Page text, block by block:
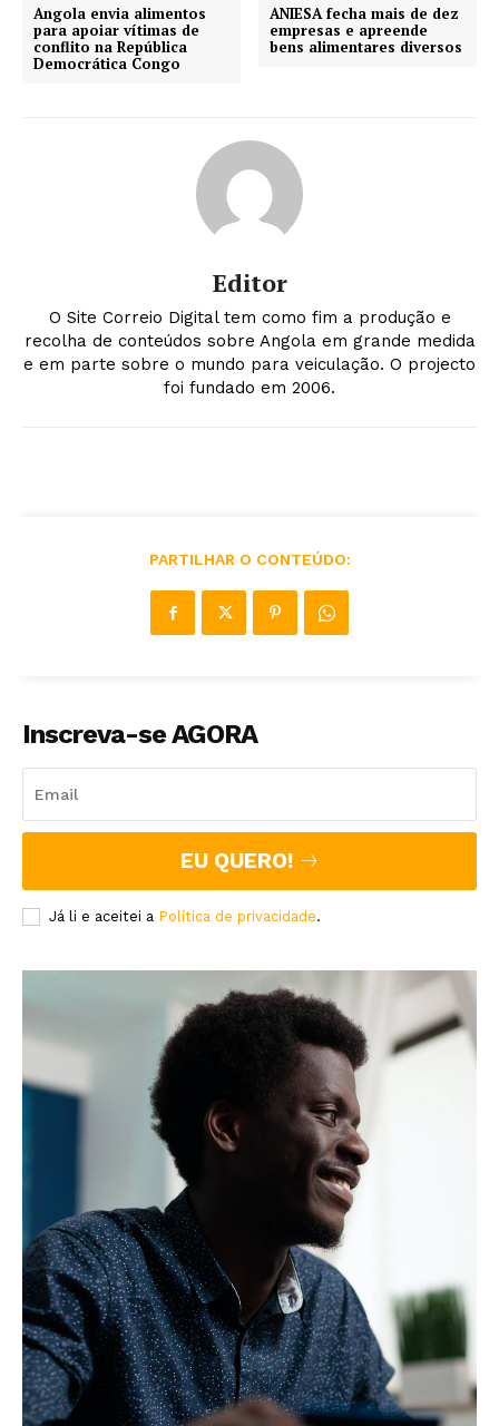
Angola envia alimentos
para apoiar vítimas de
conflito na República
Democrática Congo
ANIESA fecha mais de dez
empresas e apreende
bens alimentares diversos
Editor
O Site Correio Digital tem como fim a produção e
recolha de conteúdos sobre Angola em grande medida
e em parte sobre o mundo para veiculação. O projecto
foi fundado em 2006.
PARTILHAR O CONTEÚDO:
Inscreva-se AGORA
EU QUERO!
Já li e aceitei a Política de privacidade.